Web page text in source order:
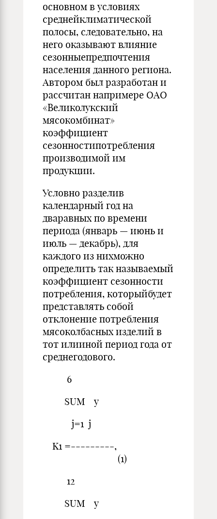
основном в условиях
среднейклиматической
полосы, следовательно, на
него оказывают влияние
сезонныепредпочтения
населения данного региона.
Автором был разработан и
рассчитан напримере ОАО
«Великолукский
мясокомбинат»
коэффициент
сезонностипотребления
производимой им
продукции.
Условно разделив
календарный год на
дваравных по времени
периода (январь — июнь и
июль — декабрь), для
каждого из нихможно
определить так называемый
коэффициент сезонности
потребления, которыйбудет
представлять собой
отклонение потребления
мясоколбасных изделий в
тот илииной период года от
среднегодового.
6
SUM y
j=1 j
K1 =---------,
(1)
12
SUM y